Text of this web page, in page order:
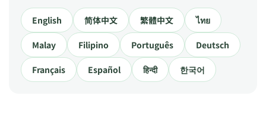
English 简体中文 繁體中文 ไทย
Malay Filipino Português Deutsch
Français Español हिन्दी 한국어